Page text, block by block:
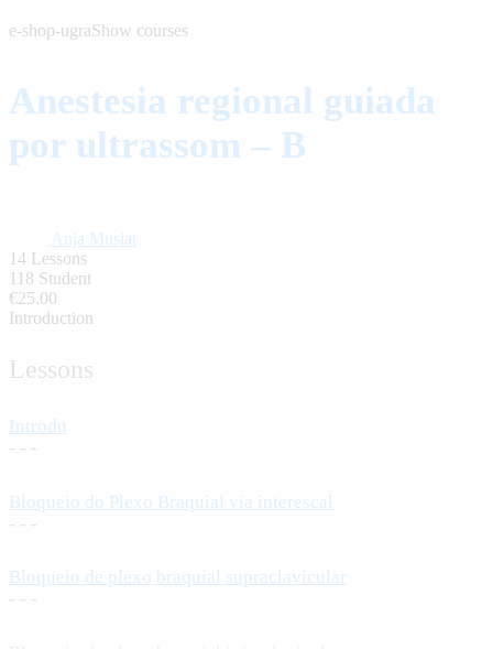
e-shop-ugraShow courses
Anestesia regional guiada
por ultrassom – B
Anja Musiat
14 Lessons
118 Student
€25.00
Introduction
Lessons
Introdu
- - -
Bloqueio do Plexo Braquial via interescal
- - -
Bloqueio de plexo braquial supraclavicular
- - -